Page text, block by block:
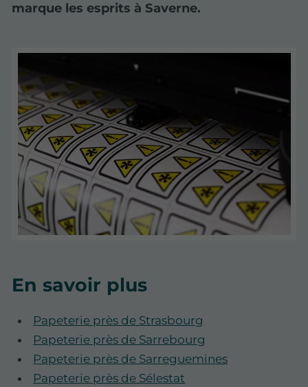
marque les esprits à Saverne.
En savoir plus
Papeterie près de Strasbourg
Papeterie près de Sarrebourg
Papeterie près de Sarreguemines
Papeterie près de Sélestat